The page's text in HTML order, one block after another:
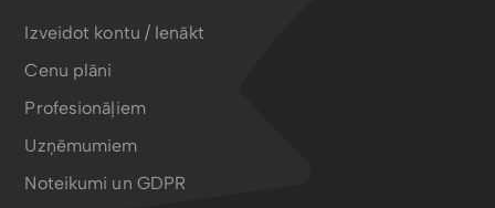
Izveidot kontu / Ienākt
Cenu plāni
Profesionāļiem
Uzņēmumiem
Noteikumi un GDPR